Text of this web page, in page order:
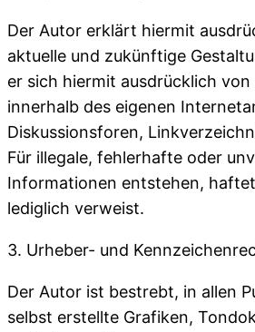
Der Autor erklärt hiermit
aktuelle und zukünftige
er sich hiermit ausdrücklich
innerhalb des eigenen
Diskussionsforen,
Für illegale, fehlerhafte oder
Informationen entstehen,
lediglich verweist.
3. Urheber- und
Der Autor ist bestrebt, in allen
selbst erstellte Grafiken,